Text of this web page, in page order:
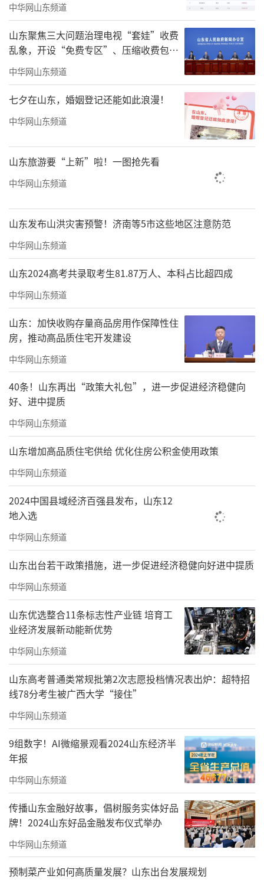
中华网山东频道
山东聚焦三大问题治理电视“套娃”收费
乱象，开设“免费专区”、压缩收费包比
例70%以上
中华网山东频道
七夕在山东，婚姻登记还能如此浪漫！
中华网山东频道
山东旅游要“上新”啦！一图抢先看
中华网山东频道
山东发布山洪灾害预警！济南等5市这些地区注意防范
中华网山东频道
山东2024高考共录取考生81.87万人、本科占比超四成
中华网山东频道
山东：加快收购存量商品房用作保障性住
房，推动高品质住宅开发建设
中华网山东频道
40条！山东再出“政策大礼包”，进一步促进经济稳健向
好、进中提质
中华网山东频道
山东增加高品质住宅供给 优化住房公积金使用政策
中华网山东频道
2024中国县域经济百强县发布，山东12
地入选
中华网山东频道
山东出台若干政策措施，进一步促进经济稳健向好进中提质
中华网山东频道
山东优选整合11条标志性产业链 培育工
业经济发展新动能新优势
中华网山东频道
山东高考普通类常规批第2次志愿投档情况表出炉：超特招
线78分考生被广西大学“接住”
中华网山东频道
9组数字！AI微缩景观看2024山东经济半
年报
中华网山东频道
传播山东金融好故事，倡树服务实体好品
牌！2024山东好品金融发布仪式举办
中华网山东频道
预制菜产业如何高质量发展？山东出台发展规划